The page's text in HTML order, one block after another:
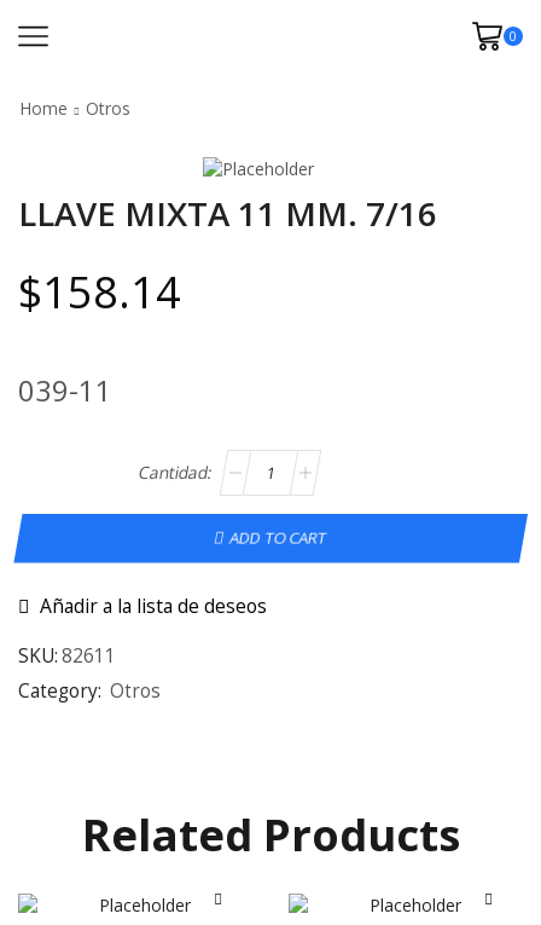
0
Home Otros
LLAVE MIXTA 11 MM. 7/16
$158.14
039-11
ADD TO CART
Añadir a la lista de deseos
SKU:82611
Category: Otros
Related Products